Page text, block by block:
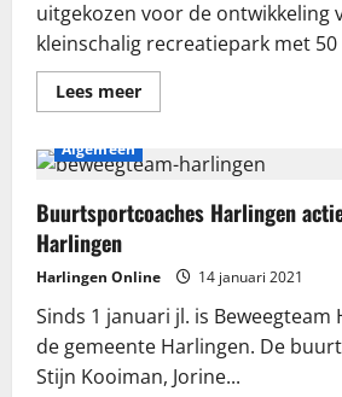
uitgekozen voor de ontwikkeling
kleinschalig recreatiepark met 50
Lees meerLees
meer
Zeelenberg
aan
Algemeen
Buurtsportcoaches Harlingen
Harlingen
Harlingen Online 14 januari 2021
Sinds 1 januari jl. is Beweegteam
de gemeente Harlingen. De
Stijn Kooiman, Jorine...